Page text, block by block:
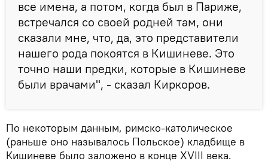
все имена, а потом, когда был в Париже,
встречался со своей родней там, они
сказали мне, что, да, это представители
нашего рода покоятся в Кишиневе. Это
точно наши предки, которые в Кишиневе
были врачами", - сказал Киркоров.
По некоторым данным, римско-католическое
(раньше оно называлось Польское) кладбище в
Кишиневе было заложено в конце XVIII века.